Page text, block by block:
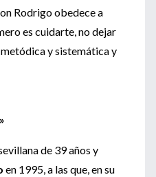
Rodrigo obedece a
es cuidarte, no dejar
y sistemática y
de 39 años y
en 1995, a las que, en su